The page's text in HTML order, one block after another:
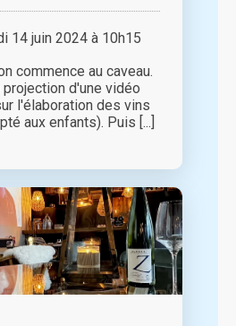
14 juin 2024 à 10h15
commence au caveau.
d'une vidéo
l'élaboration des vins
aux enfants). Puis [...]